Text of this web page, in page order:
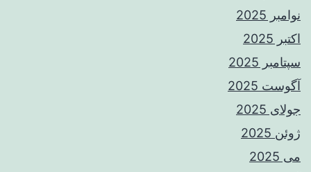
نوامبر 2025
اکتبر 2025
سپتامبر 2025
آگوست 2025
جولای 2025
ژوئن 2025
می 2025